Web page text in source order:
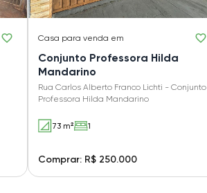
Casa para venda em
Conjunto Professora Hilda
Mandarino
Rua Carlos Alberto Franco Lichti - Conjunto
Professora Hilda Mandarino
73 m² 1
Comprar: R$ 250.000